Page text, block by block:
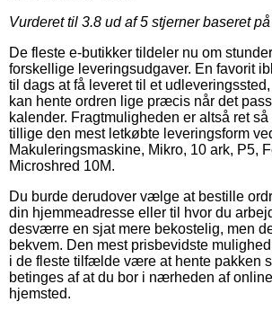
Vurderet til 3.8 ud af 5 stjerner baseret på
De fleste e-butikker tildeler nu om
forskellige leveringsudgaver. En favorit
til dags at få leveret til et
kan hente ordren lige præcis når det
kalender. Fragtmuligheden er altså ret
tillige den mest letkøbte leveringsform
Makuleringsmaskine, Mikro, 10 ark, P5,
Microshred 10M.
Du burde derudover vælge at bestille
din hjemmeadresse eller til hvor du
desværre en sjat mere bekostelig, men
bekvem. Den mest prisbevidste
i de fleste tilfælde være at hente pakken
betinges af at du bor i nærheden af
hjemsted.